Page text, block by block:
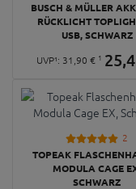
BUSCH & MÜLLER
RÜCKLICHT
USB, SCHWARZ
UVP¹: 31, 90 € 1 25,
2
TOPEAK
MODULA CAGE
SCHWARZ